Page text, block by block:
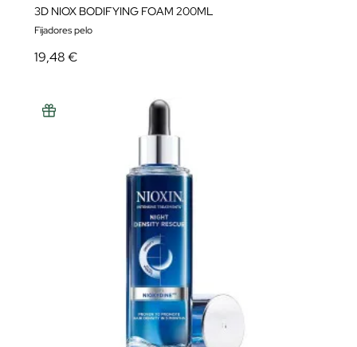
3D NIOX BODIFYING FOAM 200ML
Fijadores pelo
19,48 €